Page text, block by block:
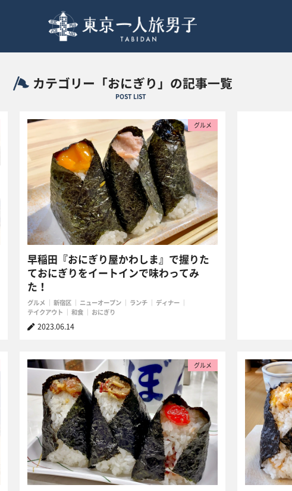
カテゴリー「おにぎり」の記事一覧
POST LIST
グルメ
早稲田『おにぎり屋かわしま』で握りた
ておにぎりをイートインで味わってみ
た！
グルメ 新宿区 ニューオープン ランチ
ディナー
テイクアウト
和食 おにぎり
2023.06.14
グルメ